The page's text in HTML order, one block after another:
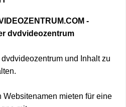
-
dvdvideozentrum
und Inhalt zu
mieten für eine